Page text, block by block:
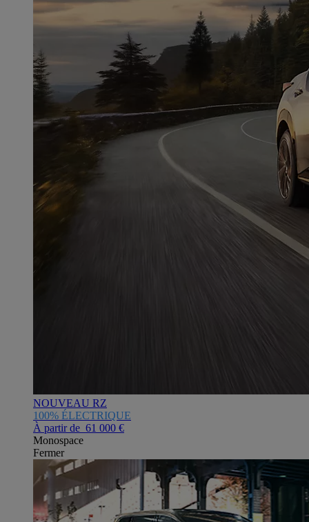
NOUVEAU RZ
100% ÉLECTRIQUE
À partir de 61 000 €
Monospace
Fermer